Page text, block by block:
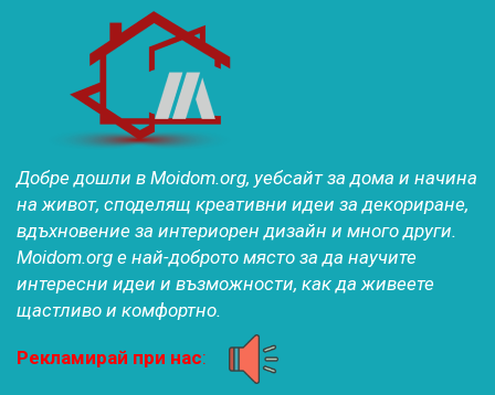
Добре дошли в Moidom.org, уебсайт за дома и начина
на живот, споделящ креативни идеи за декориране,
вдъхновение за интериорен дизайн и много други.
Moidom.org е най-доброто място за да научите
интересни идеи и възможности, как да живеете
щастливо и комфортно.
Рекламирай при нас: